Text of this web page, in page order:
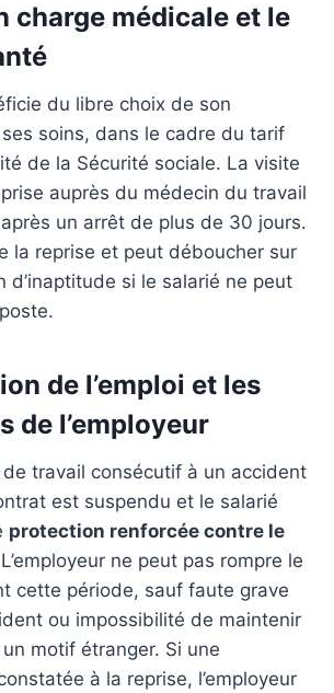
charge médicale et le
du libre choix de son
soins, dans le cadre du tarif
de la Sécurité sociale. La visite
auprès du médecin du travail
un arrêt de plus de 30 jours.
la reprise et peut déboucher sur
d’inaptitude si le salarié ne peut
de l’emploi et les
de l’employeur
de travail consécutif à un accident
est suspendu et le salarié
protection renforcée contre le
ne peut pas rompre le
cette période, sauf faute grave
ou impossibilité de maintenir
motif étranger. Si une
à la reprise, l’employeur